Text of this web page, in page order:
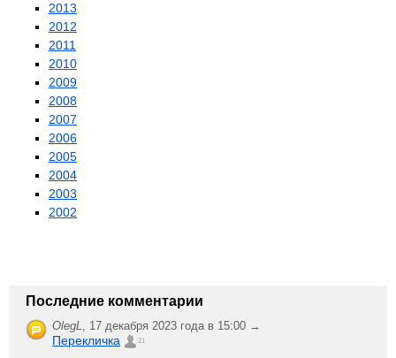
2013
2012
2011
2010
2009
2008
2007
2006
2005
2004
2003
2002
Последние комментарии
OlegL, 17 декабря 2023 года в 15:00 →
Перекличка 21